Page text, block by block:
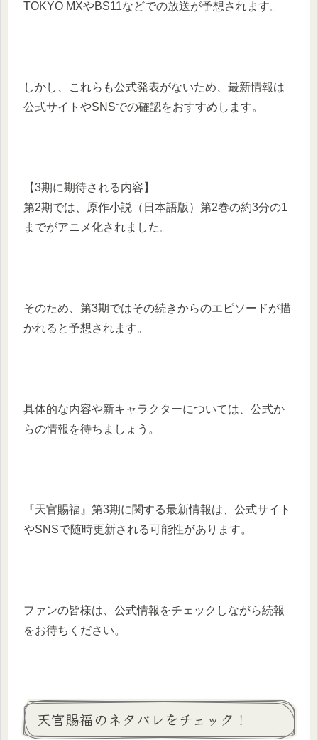
TOKYO MXやBS11などでの放送が予想されます。
しかし、これらも公式発表がないため、最新情報は
公式サイトやSNSでの確認をおすすめします。
【3期に期待される内容】
第2期では、原作小説（日本語版）第2巻の約3分の1
までがアニメ化されました。
そのため、第3期ではその続きからのエピソードが描
かれると予想されます。
具体的な内容や新キャラクターについては、公式か
らの情報を待ちましょう。
『天官賜福』第3期に関する最新情報は、公式サイト
やSNSで随時更新される可能性があります。
ファンの皆様は、公式情報をチェックしながら続報
をお待ちください。
天官賜福のネタバレをチェック！